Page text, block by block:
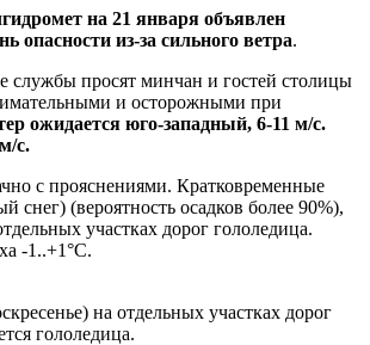
на 21 января объявлен
опасности из-за сильного ветра.
службы просят минчан и гостей столицы
и осторожными при
ожидается юго-западный, 6-11 м/с.
с.
с прояснениями. Кратковременные
снег) (вероятность осадков более 90%),
участках дорог гололедица.
-1..+1°C.
на отдельных участках дорог
гололедица.